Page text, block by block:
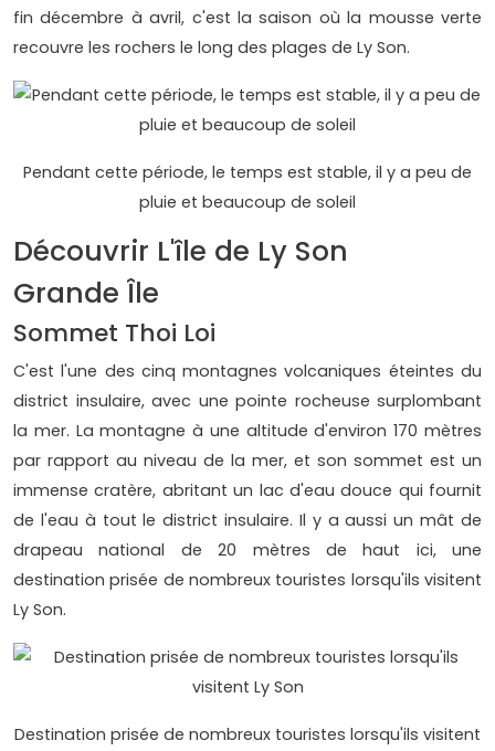
fin décembre à avril, c'est la saison où la mousse verte
recouvre les rochers le long des plages de Ly Son.
Pendant cette période, le temps est stable, il y a peu de
pluie et beaucoup de soleil
Découvrir L'île de Ly Son
Grande Île
Sommet Thoi Loi
C'est l'une des cinq montagnes volcaniques éteintes du
district insulaire, avec une pointe rocheuse surplombant
la mer. La montagne à une altitude d'environ 170 mètres
par rapport au niveau de la mer, et son sommet est un
immense cratère, abritant un lac d'eau douce qui fournit
de l'eau à tout le district insulaire. Il y a aussi un mât de
drapeau national de 20 mètres de haut ici, une
destination prisée de nombreux touristes lorsqu'ils visitent
Ly Son.
Destination prisée de nombreux touristes lorsqu'ils visitent